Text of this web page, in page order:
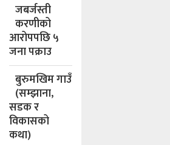
जबर्जस्ती
करणीको
आरोपपछि ५
जना पक्राउ
बुरुमखिम गाउँ
(सम्झाना,
सडक र
विकासको
कथा)